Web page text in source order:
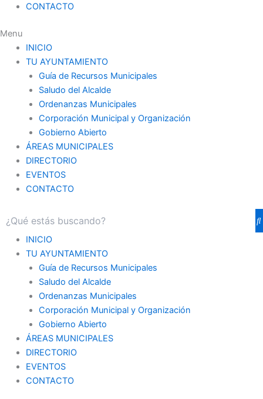
CONTACTO
Menu
INICIO
TU AYUNTAMIENTO
Guía de Recursos Municipales
Saludo del Alcalde
Ordenanzas Municipales
Corporación Municipal y Organización
Gobierno Abierto
ÁREAS MUNICIPALES
DIRECTORIO
EVENTOS
CONTACTO
INICIO
TU AYUNTAMIENTO
Guía de Recursos Municipales
Saludo del Alcalde
Ordenanzas Municipales
Corporación Municipal y Organización
Gobierno Abierto
ÁREAS MUNICIPALES
DIRECTORIO
EVENTOS
CONTACTO